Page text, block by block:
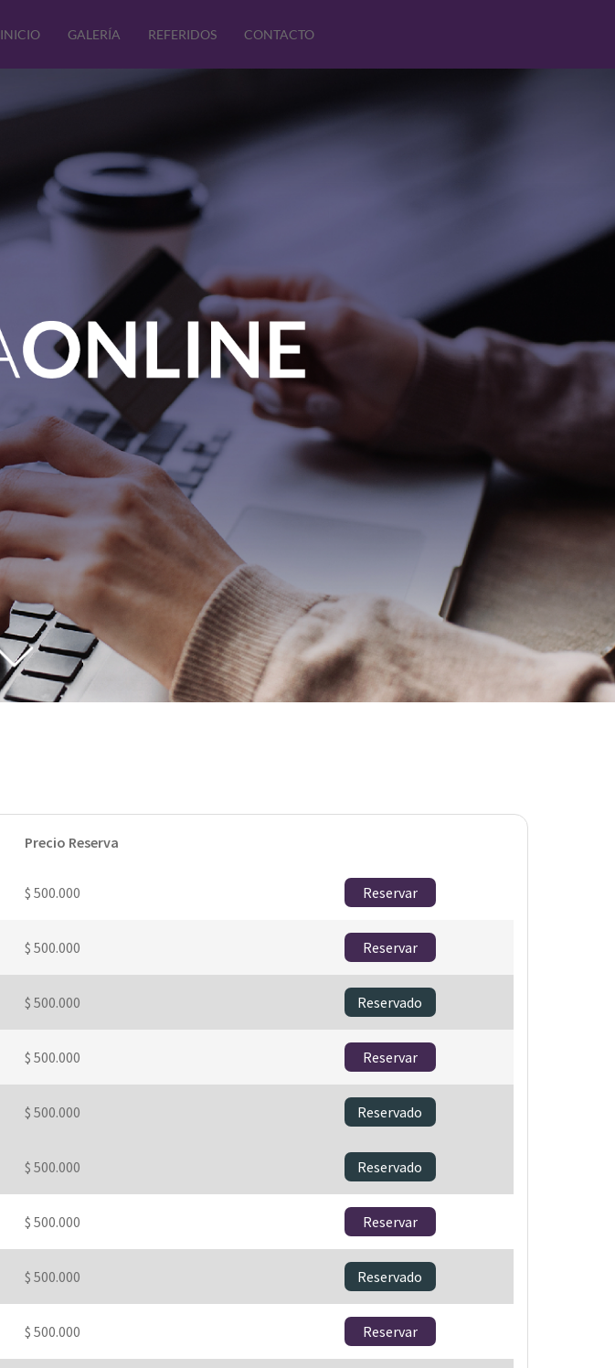
INICIO GALERÍA REFERIDOS CONTACTO
Precio Reserva
$ 500.000 Reservar
$ 500.000 Reservar
$ 500.000 Reservado
$ 500.000 Reservar
$ 500.000 Reservado
$ 500.000 Reservado
$ 500.000 Reservar
$ 500.000 Reservado
$ 500.000 Reservar